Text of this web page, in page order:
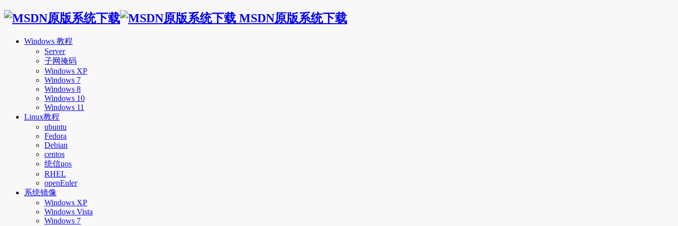
MSDN原版系统下载
Windows 教程
Server
子网掩码
Windows XP
Windows 7
Windows 8
Windows 10
Windows 11
Linux教程
ubuntu
Fedora
Debian
centos
统信uos
RHEL
openEuler
系统镜像
Windows XP
Windows Vista
Windows 7